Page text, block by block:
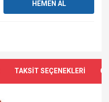
HEMEN AL
TAKSİT SEÇENEKLERİ